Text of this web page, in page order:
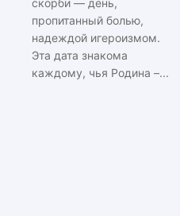
скорби — день,
пропитанный болью,
надеждой игероизмом.
Эта дата знакома
каждому, чья Родина –...